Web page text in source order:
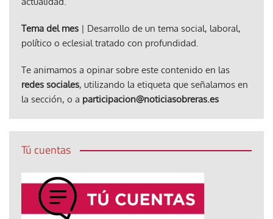
Tema del mes | Desarrollo de un tema social, laboral,
político o eclesial tratado con profundidad.
Te animamos a opinar sobre este contenido en las
redes sociales, utilizando la etiqueta que señalamos en
la sección, o a participacion@noticiasobreras.es
Tú cuentas